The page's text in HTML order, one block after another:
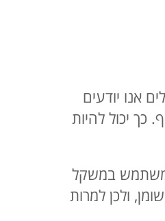
אנו יודעים
כך יכול להיות
במשקל
ולכן למרות